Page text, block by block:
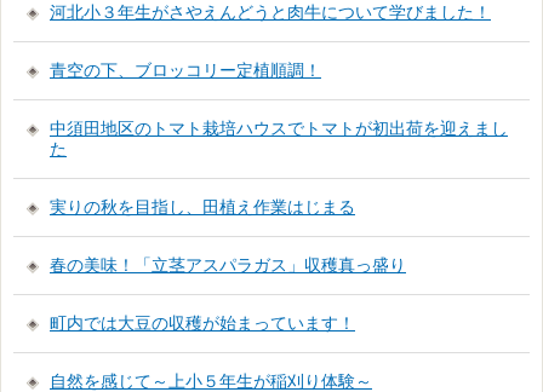
河北小３年生がさやえんどうと肉牛について学びました！
青空の下、ブロッコリー定植順調！
中須田地区のトマト栽培ハウスでトマトが初出荷を迎えまし
た
実りの秋を目指し、田植え作業はじまる
春の美味！「立茎アスパラガス」収穫真っ盛り
町内では大豆の収穫が始まっています！
自然を感じて～上小５年生が稲刈り体験～